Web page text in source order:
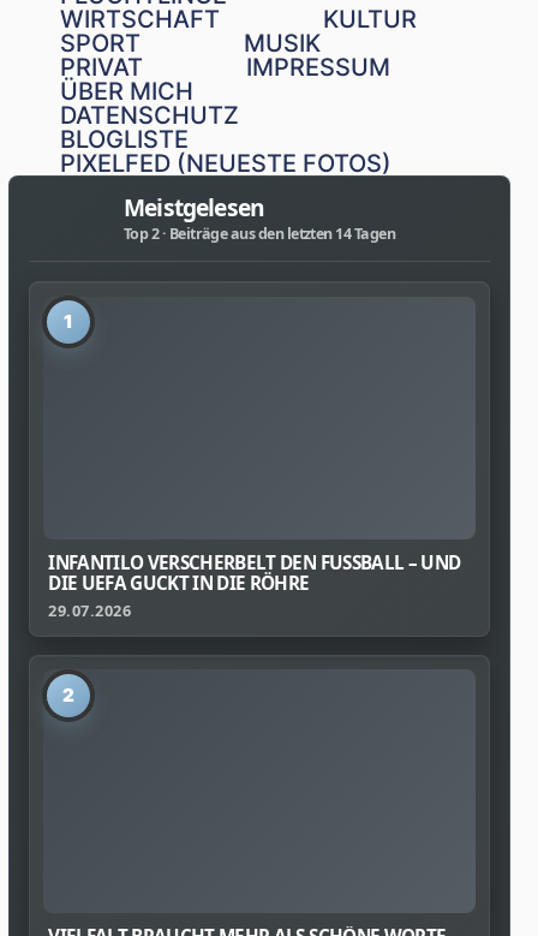
WIRTSCHAFT
KULTUR
SPORT
MUSIK
PRIVAT
IMPRESSUM
ÜBER MICH
DATENSCHUTZ
BLOGLISTE
PIXELFED (NEUESTE FOTOS)
Meistgelesen
Top 2 · Beiträge aus den letzten 14 Tagen
1
INFANTILO VERSCHERBELT DEN FUSSBALL – UND D
IE UEFA GUCKT IN DIE RÖHRE
29.07.2026
2